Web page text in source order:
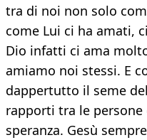
tra di noi non solo
come Lui ci ha amati,
Dio infatti ci ama
amiamo noi stessi. E
dappertutto il seme
rapporti tra le persone
speranza. Gesù